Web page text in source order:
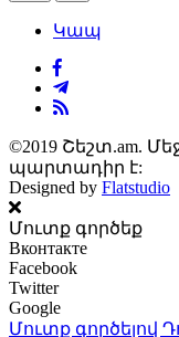
Կապ
©2019 Շեշտ.am.
պարտադիր է:
Designed by Flatstudio
Մուտք գործեք
Вконтакте
Facebook
Twitter
Google
Մուտք գործելով